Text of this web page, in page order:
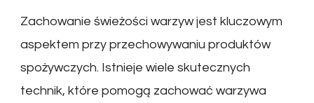
Zachowanie świeżości warzyw jest kluczowym
aspektem przy przechowywaniu produktów
spożywczych. Istnieje wiele skutecznych
technik, które pomogą zachować warzywa